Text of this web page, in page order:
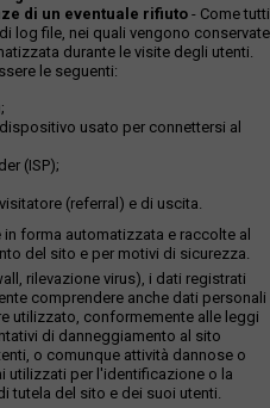
di un eventuale rifiuto - Come tutti
log file, nei quali vengono conservate
durante le visite degli utenti.
le seguenti:
usato per connettersi al
(ISP);
(referral) e di uscita.
forma automatizzata e raccolte al
del sito e per motivi di sicurezza.
rilevazione virus), i dati registrati
comprendere anche dati personali
utilizzato, conformemente alle leggi
di danneggiamento al sito
o comunque attività dannose o
utilizzati per l'identificazione o la
tutela del sito e dei suoi utenti.